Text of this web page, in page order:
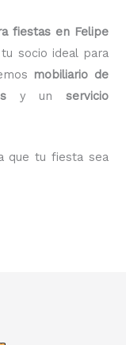
fiestas en Felipe
socio ideal para
mobiliario de
y un servicio
que tu fiesta sea